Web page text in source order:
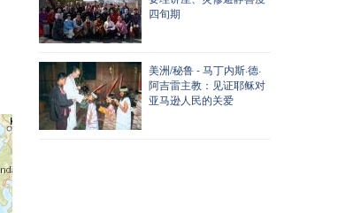
四旬期
美洲/秘鲁 - 马丁内斯·德·
阿吉雷主教：见证耶稣对
亚马逊人民的关爱